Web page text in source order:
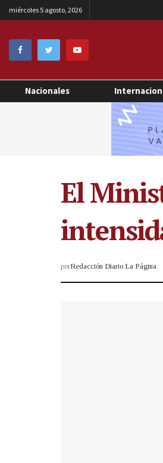
miércoles 5 agosto, 2026
Nacionales
El
porRedacción Diario La Página